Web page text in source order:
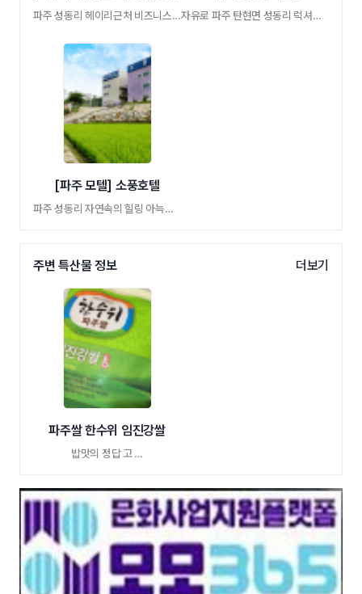
파주 성동리 헤이리근처 비즈니스 호텔 자유로 파주 탄현면 성동리 럭셔리 무인텔
[파주 모텔] 소풍호텔
파주 성동리 자연속의 힐링 아늑한 숙박지
주변 특산물 정보 더보기
파주쌀 한수위 임진강쌀
밥맛의 정답 고 …